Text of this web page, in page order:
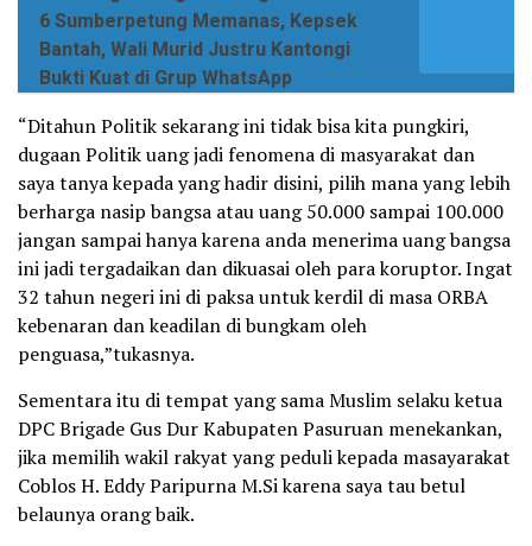
6 Sumberpetung Memanas, Kepsek
Bantah, Wali Murid Justru Kantongi
Bukti Kuat di Grup WhatsApp
“Ditahun Politik sekarang ini tidak bisa kita pungkiri,
dugaan Politik uang jadi fenomena di masyarakat dan
saya tanya kepada yang hadir disini, pilih mana yang lebih
berharga nasip bangsa atau uang 50.000 sampai 100.000
jangan sampai hanya karena anda menerima uang bangsa
ini jadi tergadaikan dan dikuasai oleh para koruptor. Ingat
32 tahun negeri ini di paksa untuk kerdil di masa ORBA
kebenaran dan keadilan di bungkam oleh
penguasa,”tukasnya.
Sementara itu di tempat yang sama Muslim selaku ketua
DPC Brigade Gus Dur Kabupaten Pasuruan menekankan,
jika memilih wakil rakyat yang peduli kepada masayarakat
Coblos H. Eddy Paripurna M.Si karena saya tau betul
belaunya orang baik.